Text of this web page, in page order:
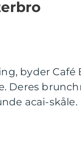
byder Café
Deres
acai-skåle.